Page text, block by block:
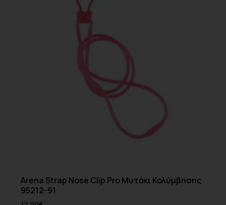
Arena Strap Nose Clip Pro Μυτάκι Κολύμβησης
95212-91